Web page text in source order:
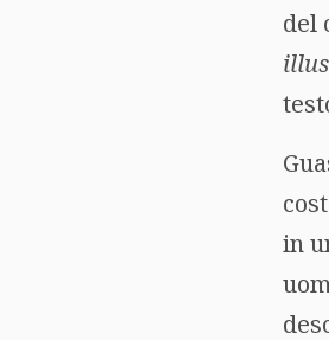
del
in